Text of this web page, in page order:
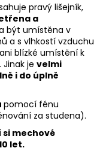
pravý lišejník,
a
být umístěna v
a s vlhkostí vzduchu
blízké umístění k
je velmi
i do úplně
pomocí fénu
za studena).
mechové
let.